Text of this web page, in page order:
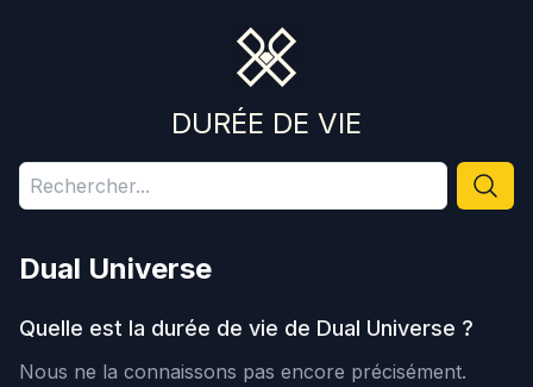
DURÉE DE VIE
Dual Universe
Quelle est la durée de vie de Dual Universe ?
Nous ne la connaissons pas encore précisément.